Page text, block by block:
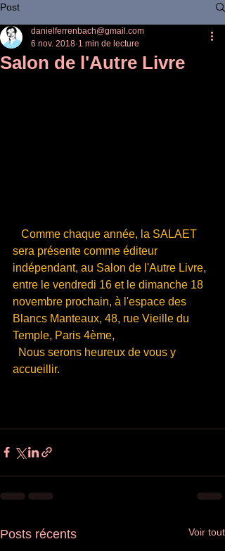
Post
Salon de l'Autre Livre
danielferrenbach@gmail.com
6 nov. 2018 1 min de lecture
sera présente comme éditeur
indépendant, au Salon de l'Autre Livre,
entre le vendredi 16 et le dimanche 18
novembre prochain, à l'espace des
Blancs Manteaux, 48, rue Vieille du
Temple, Paris 4ème,
accueillir.
Posts récents Voir tout